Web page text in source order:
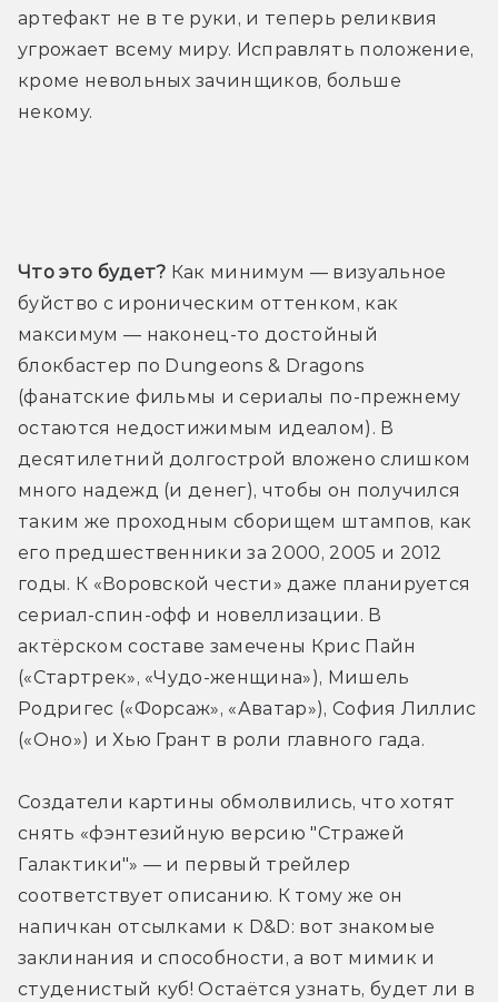
артефакт не в те руки, и теперь реликвия
угрожает всему миру. Исправлять положение,
кроме невольных зачинщиков, больше
некому.
Что это будет? Как минимум — визуальное
буйство с ироническим оттенком, как
максимум — наконец-то достойный
блокбастер по Dungeons & Dragons
(фанатские фильмы и сериалы по-прежнему
остаются недостижимым идеалом). В
десятилетний долгострой вложено слишком
много надежд (и денег), чтобы он получился
таким же проходным сборищем штампов, как
его предшественники за 2000, 2005 и 2012
годы. К «Воровской чести» даже планируется
сериал-спин-офф и новеллизации. В
актёрском составе замечены Крис Пайн
(«Стартрек», «Чудо-женщина»), Мишель
Родригес («Форсаж», «Аватар»), София Лиллис
(«Оно») и Хью Грант в роли главного гада.
Создатели картины обмолвились, что хотят
снять «фэнтезийную версию "Стражей
Галактики"» — и первый трейлер
соответствует описанию. К тому же он
напичкан отсылками к D&D: вот знакомые
заклинания и способности, а вот мимик и
студенистый куб! Остаётся узнать, будет ли в